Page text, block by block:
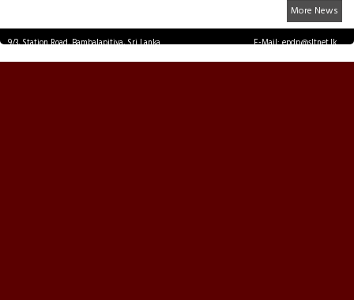
More News
9/3, Station Road, Bambalapitiya, Sri Lanka.
E-Mail: epdp@sltnet.lk